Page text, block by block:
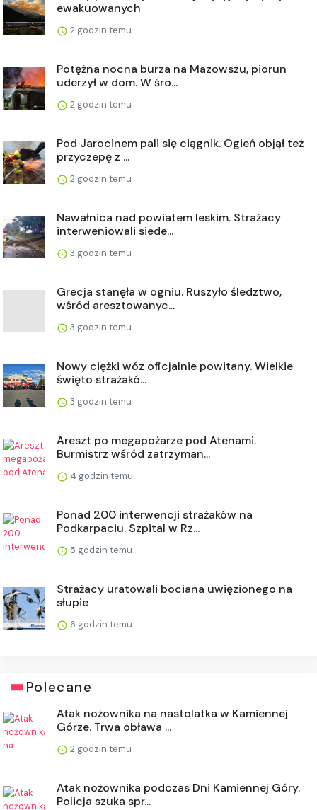
ewakuowanych
2 godzin temu
Potężna nocna burza na Mazowszu, piorun
uderzył w dom. W śro...
2 godzin temu
Pod Jarocinem pali się ciągnik. Ogień objął też
przyczepę z ...
2 godzin temu
Nawałnica nad powiatem leskim. Strażacy
interweniowali siede...
3 godzin temu
Grecja stanęła w ogniu. Ruszyło śledztwo,
wśród aresztowanyc...
3 godzin temu
Nowy ciężki wóz oficjalnie powitany. Wielkie
święto strażakó...
3 godzin temu
Areszt po megapożarze pod Atenami.
Burmistrz wśród zatrzyman...
4 godzin temu
Ponad 200 interwencji strażaków na
Podkarpaciu. Szpital w Rz...
5 godzin temu
Strażacy uratowali bociana uwięzionego na
słupie
6 godzin temu
Polecane
Atak nożownika na nastolatka w Kamiennej
Górze. Trwa obława ...
2 godzin temu
Atak nożownika podczas Dni Kamiennej Góry.
Policja szuka spr...